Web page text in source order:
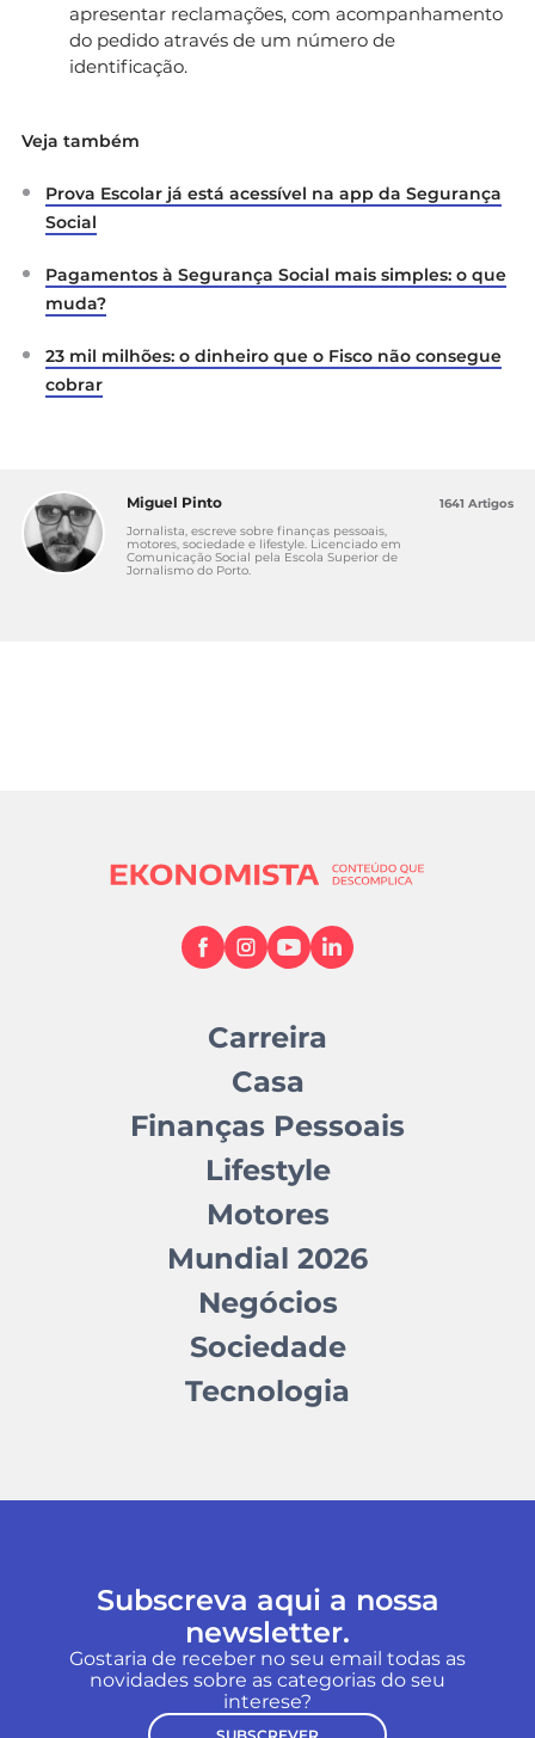
apresentar reclamações, com acompanhamento
do pedido através de um número de
identificação.
Veja também
Prova Escolar já está acessível na app da Segurança
Social
Pagamentos à Segurança Social mais simples: o que
muda?
23 mil milhões: o dinheiro que o Fisco não consegue
cobrar
Miguel Pinto
Jornalista, escreve sobre finanças pessoais,
motores, sociedade e lifestyle. Licenciado em
Comunicação Social pela Escola Superior de
Jornalismo do Porto.
1641 Artigos
Carreira
Casa
Finanças Pessoais
Lifestyle
Motores
Mundial 2026
Negócios
Sociedade
Tecnologia
Subscreva aqui a nossa
newsletter.
Gostaria de receber no seu email todas as
novidades sobre as categorias do seu
interese?